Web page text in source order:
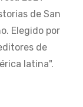
de San
Elegido por
de
latina".